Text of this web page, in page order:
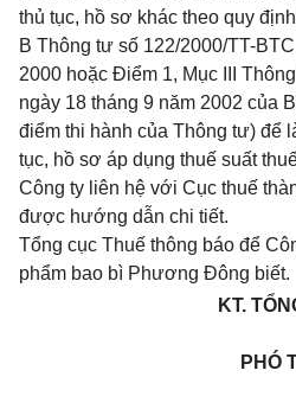
thủ tục, hồ sơ khác theo quy
B Thông tư số 122/2000/TT-BTC
2000 hoặc Điểm 1, Mục III
ngày 18 tháng 9 năm 2002 của
điểm thi hành của Thông tư) để
tục, hồ sơ áp dụng thuế suất
Công ty liên hệ với Cục thuế
được hướng dẫn chi tiết.
Tổng cục Thuế thông báo để
phẩm bao bì Phương Đông biết.
KT.
PHÓ